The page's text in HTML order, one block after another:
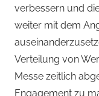
verbessern und
weiter mit dem
Verteilung von
Messe zeitlich
Engagement zu